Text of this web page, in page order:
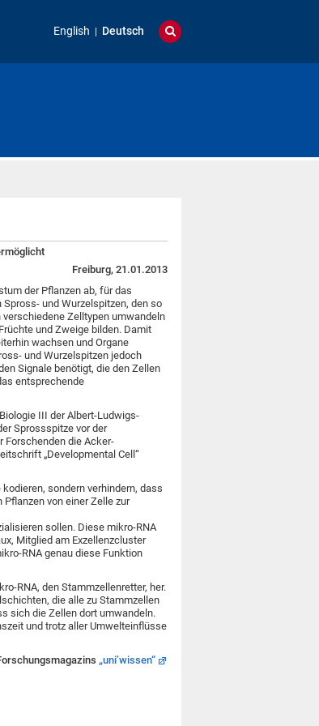
English Deutsch
Freiburg, 21.01.2013
der Pflanzen ab, für das
und Wurzelspitzen, den so
Zelltypen umwandeln
und Zweige bilden. Damit
wachsen und Organe
und Wurzelspitzen jedoch
Signale benötigt, die den Zellen
entsprechende
III der Albert-Ludwigs-
Sprossspitze vor der
Forschenden die Acker-
„Developmental Cell“
sondern verhindern, dass
von einer Zelle zur
sollen. Diese mikro-RNA
Mitglied am Exzellenzcluster
RNA genau diese Funktion
RNA, den Stammzellenretter, her.
die alle zu Stammzellen
sich die Zellen dort umwandeln.
und trotz aller Umwelteinflüsse
„uni’wissen“